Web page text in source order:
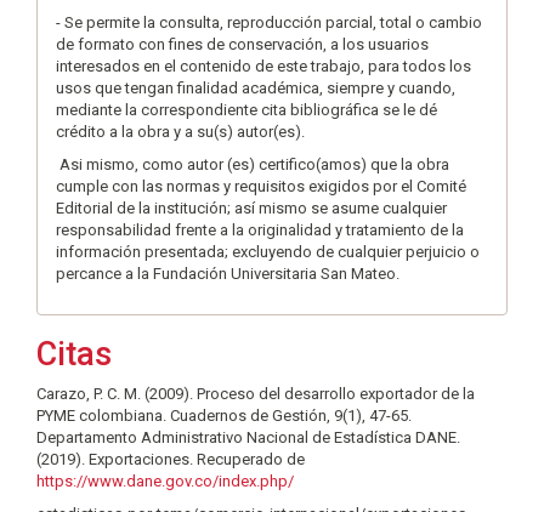
- Se permite la consulta, reproducción parcial, total o cambio
de formato con fines de conservación, a los usuarios
interesados en el contenido de este trabajo, para todos los
usos que tengan finalidad académica, siempre y cuando,
mediante la correspondiente cita bibliográfica se le dé
crédito a la obra y a su(s) autor(es).
Asi mismo, como autor (es) certifico(amos) que la obra
cumple con las normas y requisitos exigidos por el Comité
Editorial de la institución; así mismo se asume cualquier
responsabilidad frente a la originalidad y tratamiento de la
información presentada; excluyendo de cualquier perjuicio o
percance a la Fundación Universitaria San Mateo.
Citas
Carazo, P. C. M. (2009). Proceso del desarrollo exportador de la
PYME colombiana. Cuadernos de Gestión, 9(1), 47-65.
Departamento Administrativo Nacional de Estadística DANE.
(2019). Exportaciones. Recuperado de
https://www.dane.gov.co/index.php/